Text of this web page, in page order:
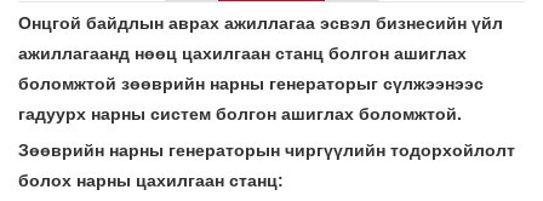
Онцгой байдлын аврах ажиллагаа эсвэл бизнесийн үйл
ажиллагаанд нөөц цахилгаан станц болгон ашиглах
боломжтой зөөврийн нарны генераторыг сүлжээнээс
гадуурх нарны систем болгон ашиглах боломжтой.
Зөөврийн нарны генераторын чиргүүлийн тодорхойлолт
болох нарны цахилгаан станц: